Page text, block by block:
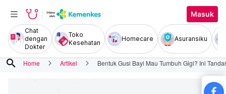
Masuk
Chat
dengan
Dokter
Toko
Kesehatan
Homecare Asuransiku
search Home Artikel Bentuk Gusi Bayi Mau Tumbuh Gigi? Ini